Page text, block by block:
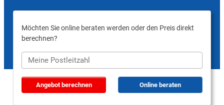
Möchten Sie online beraten werden oder den Preis direkt
berechnen?
Angebot berechnen Online beraten